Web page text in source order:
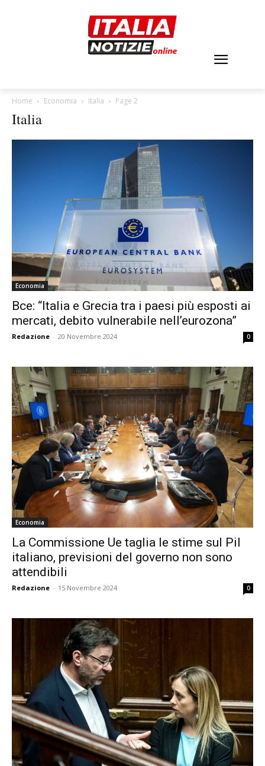
Home Economia Italia Page 2
Italia
Economia
Bce: “Italia e Grecia tra i paesi più esposti ai
mercati, debito vulnerabile nell’eurozona”
Redazione - 20 Novembre 2024 0
Economia
La Commissione Ue taglia le stime sul Pil
italiano, previsioni del governo non sono
attendibili
Redazione - 15 Novembre 2024 0